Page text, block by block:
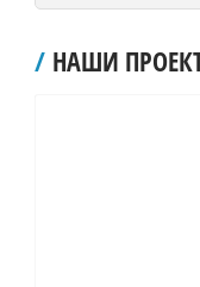
/ НАШИ